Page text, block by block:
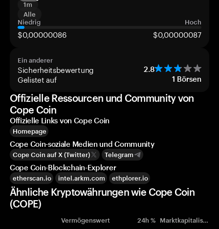
1m
Alle
Niedrig
Hoch
$0,00000086 $0,00000087
Ein anderer
Sicherheitsbewertung 2.8
Gelistet auf 1 Börsen
Offizielle Ressourcen und Community von
Cope Coin
Offizielle Links von Cope Coin
Homepage
Cope Coin-soziale Medien und Community
Cope Coin auf X (Twitter) Telegram
Cope Coin-Blockchain-Explorer
etherscan.io intel.arkm.com ethplorer.io
Ähnliche Kryptowährungen wie Cope Coin
(COPE)
Vermögenswert 24h % Marktkapitalisierung